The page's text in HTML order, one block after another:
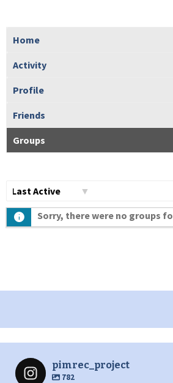
Home
Activity
Profile
Friends
Groups
по:
Sorry, there were no groups
pimrec_project
782